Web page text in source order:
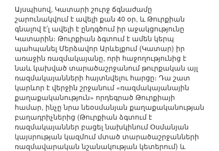
Այսպիսով, Կատարի շուրջ ճգնաժամը
շարունակվում է ավելի քան 40 օր, և Թուրքիան
գնալով է՛լ ավելի է ընդգծում իր աջակցությունը
Կատարին։ Թուրքիան ձգտում է ամեն կերպ
պահպանել Մերձավոր Արևելքում (Կատար) իր
առաջին ռազմակայանը, որի հաջողությունից է
նաև կախված տարածաշրջանում թուրքական այլ
ռազմակայանների հայտնվելու հարցը։ Դա շատ
կարևոր է վերջին շրջանում «ռազմակայանային
քաղաքականություն» որդեգրած Թուրքիայի
համար, ինչը նրա նեօսմանյան քաղաքականության
բաղադրիչներից (Թուրքիան ձգտում է
ռազմակայաններ բացել նախկինում Օսմանյան
կայսրության կազմում մտած տարածաշրջանների
ռազմավարական նշանակության կետերում) և